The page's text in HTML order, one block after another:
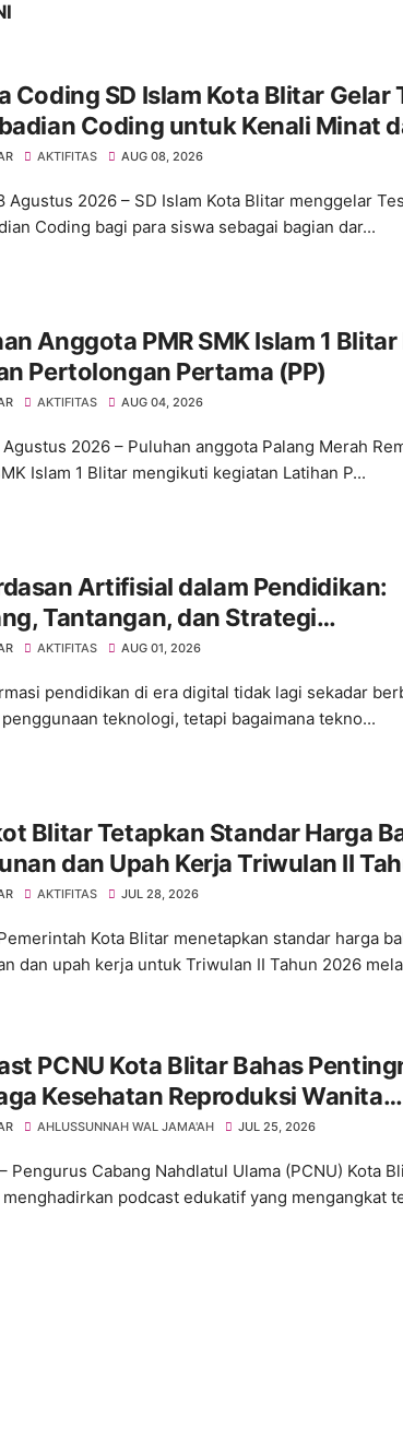
Coding SD Islam Kota Blitar Gelar
Coding untuk Kenali Minat
Siswa
AKTIFITAS AUG 08, 2026
Agustus 2026 – SD Islam Kota Blitar menggelar Tes
Coding bagi para siswa sebagai bagian dar...
Anggota PMR SMK Islam 1
Pertolongan Pertama (PP)
AKTIFITAS AUG 04, 2026
Agustus 2026 – Puluhan anggota Palang Merah
Islam 1 Blitar mengikuti kegiatan Latihan P...
Artifisial dalam Pendidikan:
Tantangan, dan Strategi
yang Bertanggung Jawab
AKTIFITAS AUG 01, 2026
pendidikan di era digital tidak lagi sekadar
teknologi, tetapi bagaimana tekno...
Blitar Tetapkan Standar Harga
dan Upah Kerja Triwulan II
AKTIFITAS JUL 28, 2026
Kota Blitar menetapkan standar harga
dan upah kerja untuk Triwulan II Tahun 2026
PCNU Kota Blitar Bahas
Kesehatan Reproduksi Wanita
Generasi yang Lebih Sehat
AHLUSSUNNAH WAL JAMA'AH JUL 25, 2026
Pengurus Cabang Nahdlatul Ulama (PCNU) Kota
podcast edukatif yang mengangkat